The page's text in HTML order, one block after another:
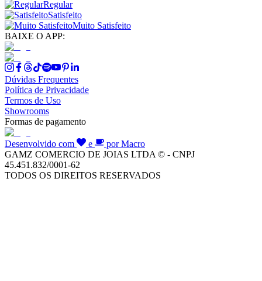
Regular
Satisfeito
Muito Satisfeito
BAIXE O APP:
Dúvidas Frequentes
Política de Privacidade
Termos de Uso
Showrooms
Formas de pagamento
Desenvolvido com e
por Macro
GAMZ COMERCIO DE JOIAS LTDA © - CNPJ
45.451.832/0001-62
TODOS OS DIREITOS RESERVADOS